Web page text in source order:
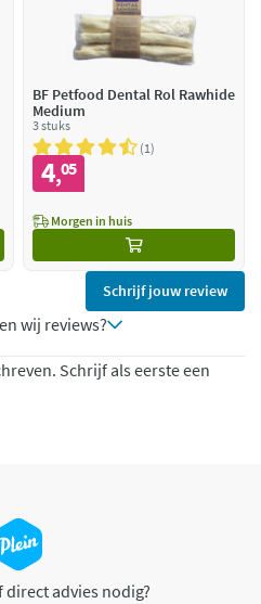
BF Petfood Dental Rol Rawhide
Medium
3 stuks
1
4,05
Morgen in huis
Schrijf jouw review
wij reviews?
Schrijf als eerste een
direct advies nodig?